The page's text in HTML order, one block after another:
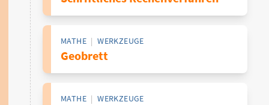
MATHE | WERKZEUGE
Geobrett
MATHE | WERKZEUGE